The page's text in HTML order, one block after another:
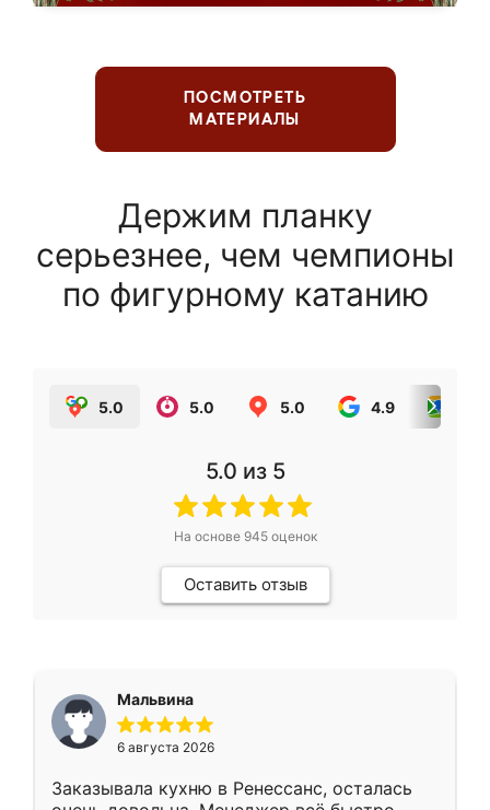
ПОСМОТРЕТЬ
МАТЕРИАЛЫ
Держим планку
серьезнее, чем чемпионы
по фигурному катанию
5.0 5.0 5.0 4.9
5.0 из 5
На основе 945оценок
Оставить отзыв
Мальвина
6 августа 2026
Заказывала кухню в Ренессанс, осталась